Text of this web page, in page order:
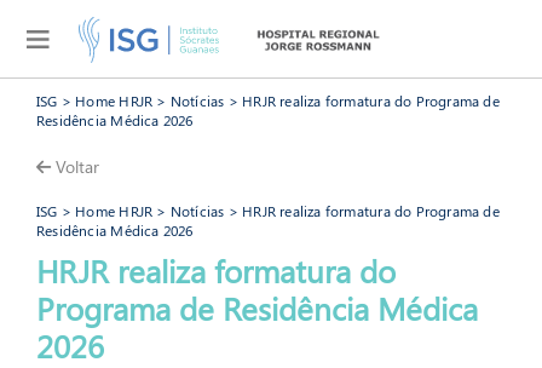
ISG > Home HRJR > Notícias > HRJR realiza formatura do Programa de
Residência Médica 2026
Voltar
ISG > Home HRJR > Notícias > HRJR realiza formatura do Programa de
Residência Médica 2026
HRJR realiza formatura do
Programa de Residência Médica
2026HRJR